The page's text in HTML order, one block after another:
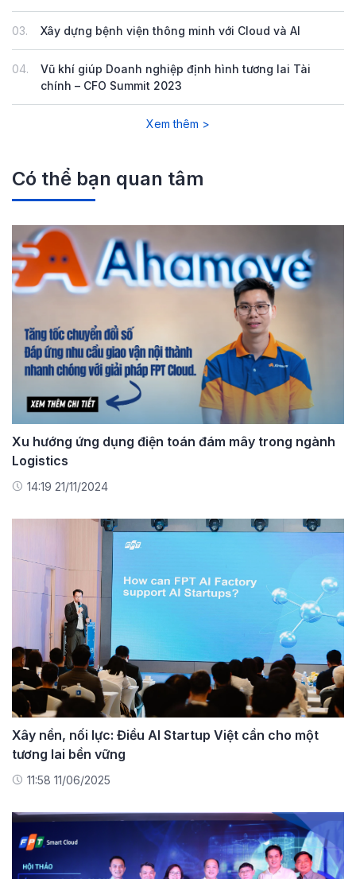
03. Xây dựng bệnh viện thông minh với Cloud và AI
04.
Vũ khí giúp Doanh nghiệp định hình tương lai Tài
chính – CFO Summit 2023
Xem thêm >
Có thể bạn quan tâm
Xu hướng ứng dụng điện toán đám mây trong ngành
Logistics
14:19 21/11/2024
Xây nền, nối lực: Điều AI Startup Việt cần cho một
tương lai bền vững
11:58 11/06/2025